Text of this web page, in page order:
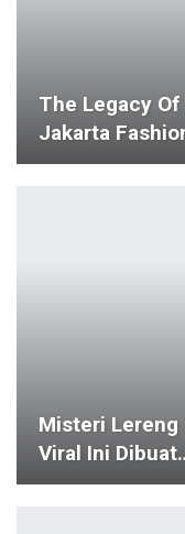
The Legacy
Jakarta
Misteri Lereng
Viral Ini